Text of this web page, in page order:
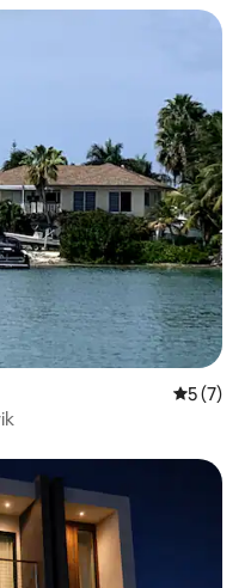
5 av 5 i
5 (7)